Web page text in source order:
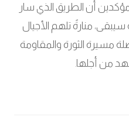
أن الطريق الذي سار
منارةً تلهم الأجيال
مسيرة الثورة والمقاومة
من أجلها